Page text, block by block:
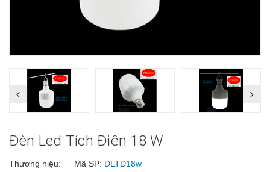
Đèn Led Tích Điện 18 W
Thương hiệu: Mã SP: DLTD18w